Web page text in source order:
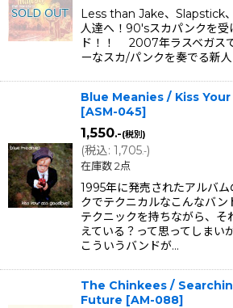
Less than Jake、Slapstick
人達へ！90'sスカパンクを受
ド！！ 2007年ラスベガス
ーなスカ/パンクを奏でる新
Blue Meanies / Kiss
[ASM-045]
1,550.-(税別)
(税込: 1,705.-)
在庫数 2点
1995年に発売されたアルバ
クでテクニカルなこんなバン
テクニックを持ちながら、そ
えている？って思ってしまい
こういうバンドが…
The Chinkees /
Future [AM-088]